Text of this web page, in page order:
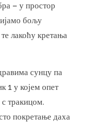
– у простор
бољу
лакоћу кретања
сунцу па
1 у којем опет
тракицом.
покретање даха